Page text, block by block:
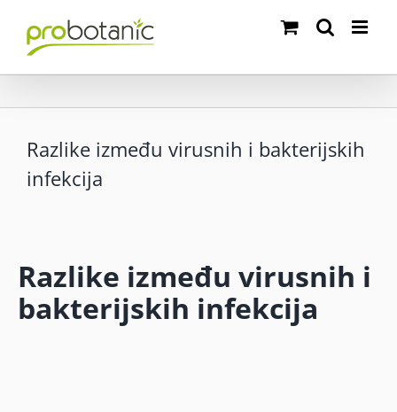
content
Razlike između virusnih i bakterijskih
infekcija
Razlike između virusnih i
bakterijskih infekcija